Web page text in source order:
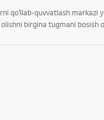
qoʻllab-quvvatlash
birgina tugmani bosish